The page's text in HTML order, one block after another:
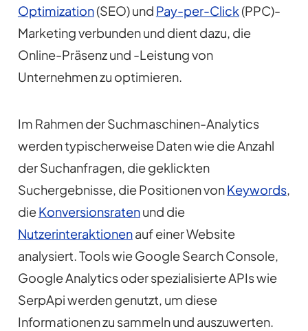
Optimization(SEO) und Pay-per-Click (PPC)-
Marketing verbunden und dient dazu, die
Online-Präsenz und -Leistung von
Unternehmen zu optimieren.
Im Rahmen der Suchmaschinen-Analytics
werden typischerweise Daten wie die Anzahl
der Suchanfragen, die geklickten
Suchergebnisse, die Positionen vonKeywords,
dieKonversionsratenund die
Nutzerinteraktionenauf einer Website
analysiert. Tools wie Google Search Console,
Google Analytics oder spezialisierte APIs wie
SerpApi werden genutzt, um diese
Informationen zu sammeln und auszuwerten.